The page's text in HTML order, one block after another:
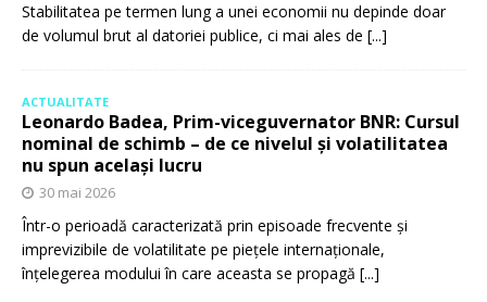
Stabilitatea pe termen lung a unei economii nu depinde doar
de volumul brut al datoriei publice, ci mai ales de [...]
ACTUALITATE
Leonardo Badea, Prim-viceguvernator BNR: Cursul
nominal de schimb – de ce nivelul și volatilitatea
nu spun același lucru
30 mai 2026
Într-o perioadă caracterizată prin episoade frecvente și
imprevizibile de volatilitate pe piețele internaționale,
înțelegerea modului în care aceasta se propagă [...]